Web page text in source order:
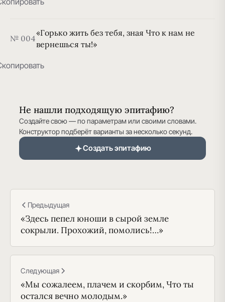
№ 004
«Горько жить без тебя, зная Что к нам не
вернешься ты!»
Не нашли подходящую эпитафию?
Создайте свою — по параметрам или своими словами.
Конструктор подберёт варианты за несколько секунд.
Создать эпитафию
Предыдущая
«Здесь пепел юноши в сырой земле
сокрыли. Прохожий, помолись!…»
Следующая
«Мы сожалеем, плачем и скорбим, Что ты
остался вечно молодым.»